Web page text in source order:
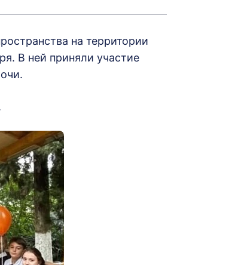
на территории
В ней приняли участие